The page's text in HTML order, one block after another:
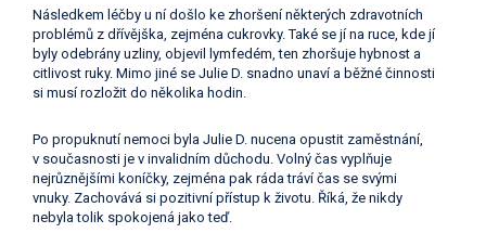
Následkem léčby u ní došlo ke zhoršení některých zdravotních
problémů z dřívějška, zejména cukrovky. Také se jí na ruce, kde jí
byly odebrány uzliny, objevil lymfedém, ten zhoršuje hybnost a
citlivost ruky. Mimo jiné se Julie D. snadno unaví a běžné činnosti
si musí rozložit do několika hodin.
Po propuknutí nemoci byla Julie D. nucena opustit zaměstnání,
v současnosti je v invalidním důchodu. Volný čas vyplňuje
nejrůznějšími koníčky, zejména pak ráda tráví čas se svými
vnuky. Zachovává si pozitivní přístup k životu. Říká, že nikdy
nebyla tolik spokojená jako teď.